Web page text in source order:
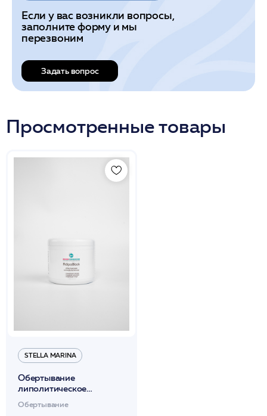
Если у вас возникли вопросы,
заполните форму и мы
перезвоним
Задать вопрос
Просмотренные товары
STELLA MARINA
Обертывание
липолитическое
«AdipoBlock» (термически
нейтральное для тела)
Обертывание